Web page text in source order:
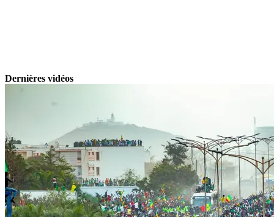
Dernières vidéos